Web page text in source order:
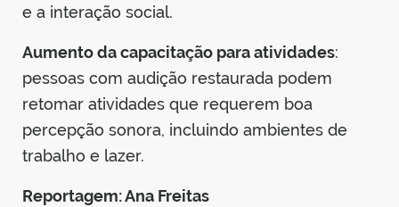
e a interação social.
Aumento da capacitação para atividades:
pessoas com audição restaurada podem
retomar atividades que requerem boa
percepção sonora, incluindo ambientes de
trabalho e lazer.
Reportagem: Ana Freitas